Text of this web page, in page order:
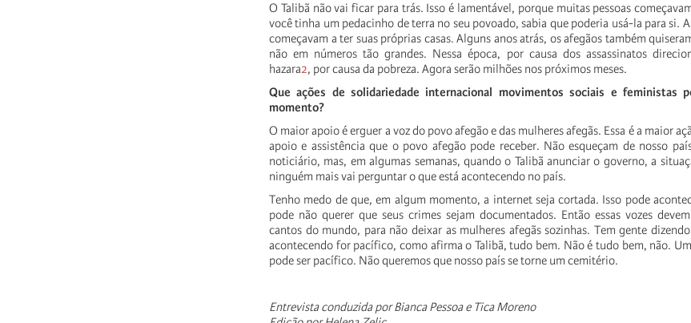
O Talibã não vai ficar para trás. Isso é lamentável, porque muitas pessoas
você tinha um pedacinho de terra no seu povoado, sabia que poderia usá-la para si.
começavam a ter suas próprias casas. Alguns anos atrás, os afegãos também
não em números tão grandes. Nessa época, por causa dos assassinatos
hazara2, por causa da pobreza. Agora serão milhões nos próximos meses.
Que ações de solidariedade internacional movimentos sociais e feministas
momento?
O maior apoio é erguer a voz do povo afegão e das mulheres afegãs. Essa é a maior
apoio e assistência que o povo afegão pode receber. Não esqueçam de nosso
noticiário, mas, em algumas semanas, quando o Talibã anunciar o governo, a
ninguém mais vai perguntar o que está acontecendo no país.
Tenho medo de que, em algum momento, a internet seja cortada. Isso pode
pode não querer que seus crimes sejam documentados. Então essas vozes
cantos do mundo, para não deixar as mulheres afegãs sozinhas. Tem gente
acontecendo for pacífico, como afirma o Talibã, tudo bem. Não é tudo bem, não.
pode ser pacífico. Não queremos que nosso país se torne um cemitério.
Entrevista conduzida por Bianca Pessoa e Tica Moreno